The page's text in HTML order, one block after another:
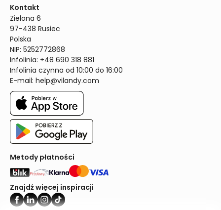
Kontakt
Zielona 6
97-438 Rusiec
Polska
NIP: 5252772868
Infolinia: +48 690 318 881
Infolinia czynna od 10:00 do 16:00
E-mail: help@vilandy.com
Metody płatności
Znajdź więcej inspiracji